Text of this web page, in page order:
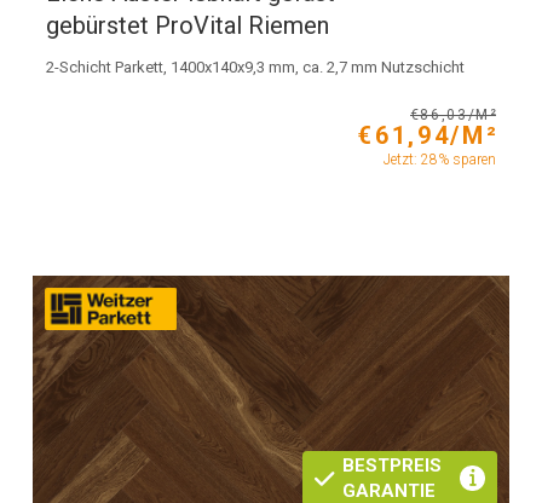
gebürstet ProVital Riemen
2-Schicht Parkett, 1400x140x9,3 mm, ca. 2,7 mm Nutzschicht
€86,03/M²
€61,94/M²
Jetzt: 28% sparen
BESTPREIS
GARANTIE